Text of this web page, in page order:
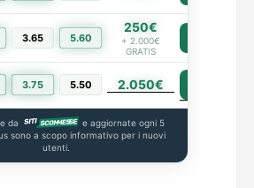
3.65 5.60
250€
+ 2.000€
GRATIS
3.75 5.50 2.050€
da
e aggiornate ogni 5
sono a scopo informativo per i nuovi
utenti.